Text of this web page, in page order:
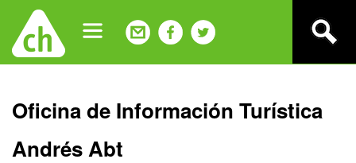
navigation
Back
to
top
Oficina de Información Turística
Andrés Abt